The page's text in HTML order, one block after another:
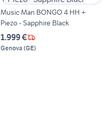
Music Man BONGO 4 HH +
Piezo - Sapphire Black
1.999 €
Genova (GE)